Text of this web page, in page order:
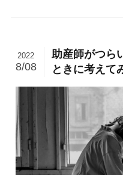
助産師がつら
ときに考えて
2022
8/08